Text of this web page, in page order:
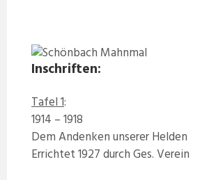
Inschriften:
Tafel 1:
1914 – 1918
Dem Andenken unserer Helden
Errichtet 1927 durch Ges. Verein